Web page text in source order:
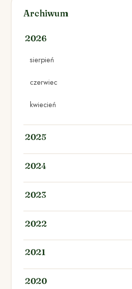
Archiwum
2026
sierpień
czerwiec
kwiecień
2025
2024
2023
2022
2021
2020